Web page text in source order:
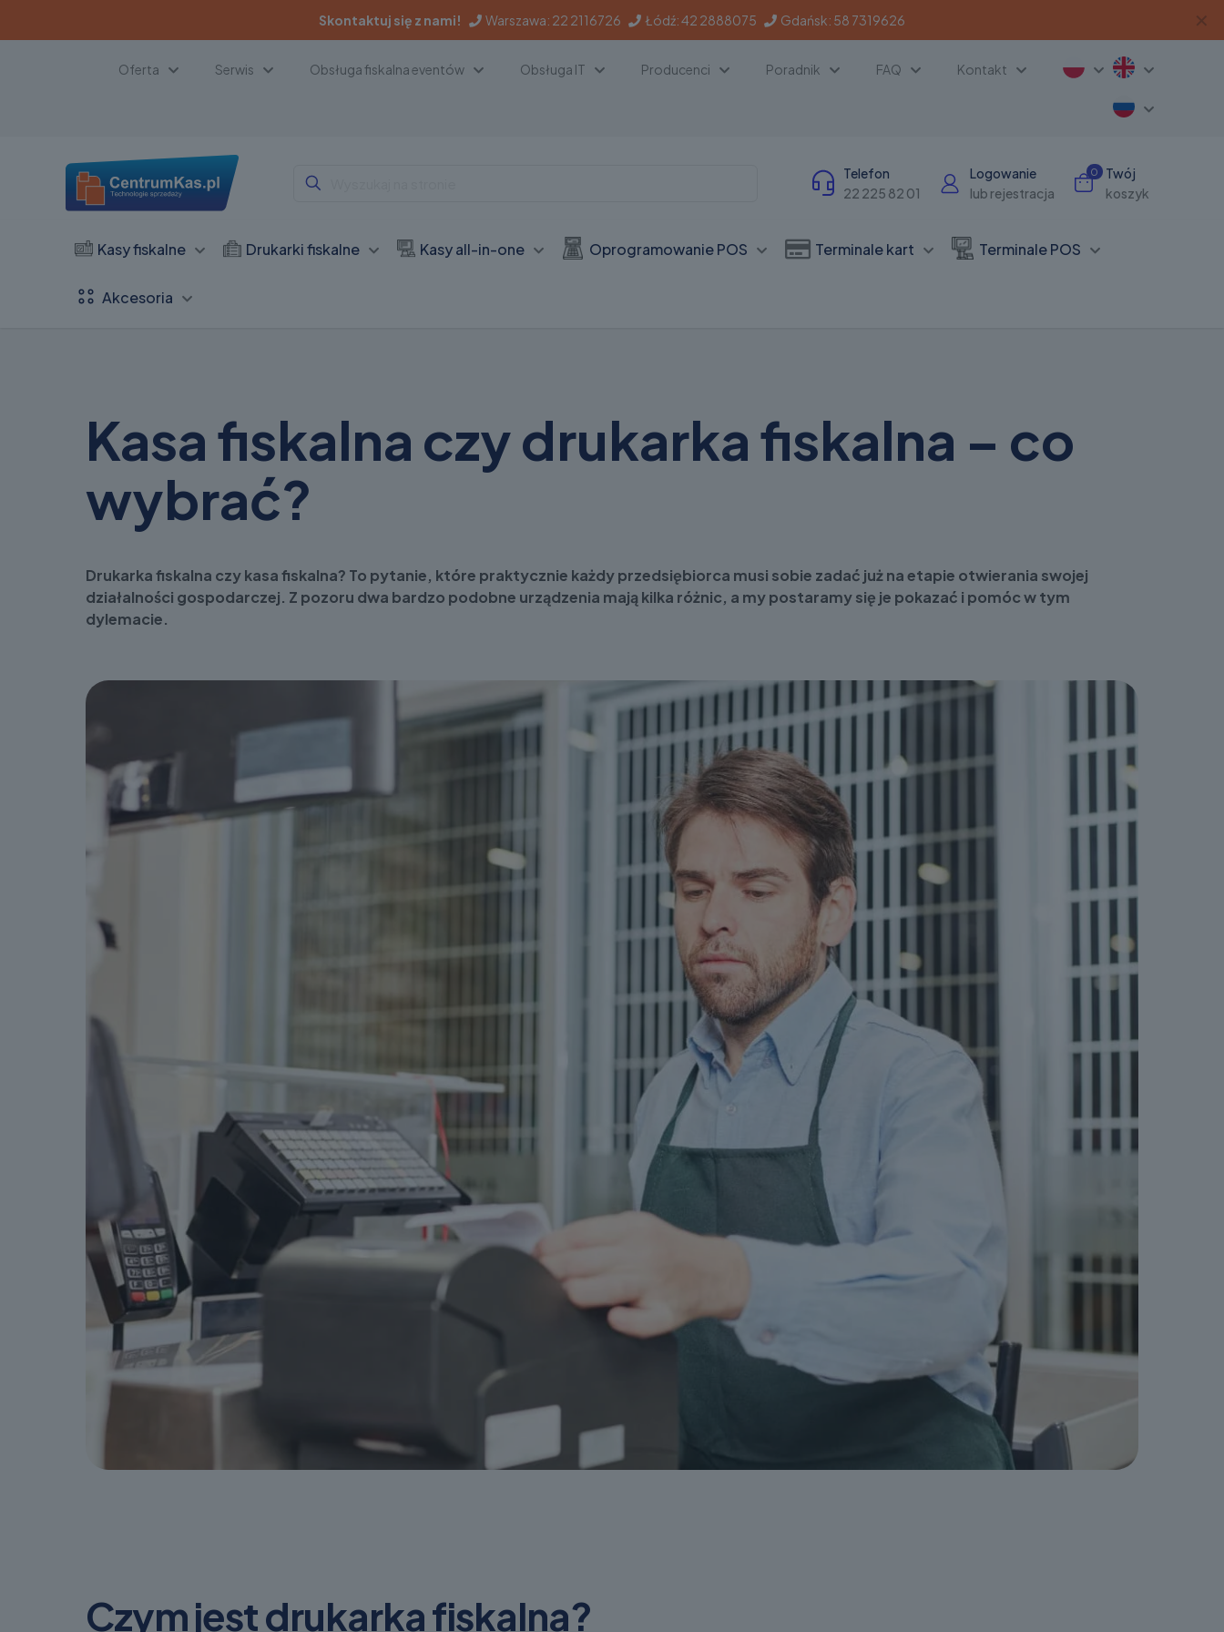
Skontaktuj się z nami! Warszawa: 22 2116726 Łódź:42 2888075 Gdańsk: 58 7319626 ✕
Oferta Serwis Obsługa fiskalna eventów Obsługa IT Producenci Poradnik FAQ Kontakt
Telefon
22 225 82 01
Logowanie
lub rejestracja
0
Twój
koszyk
Kasy fiskalne Drukarki fiskalne Kasy all-in-one Oprogramowanie POS Terminale kart Terminale POS
Akcesoria
Kasa fiskalna czy drukarka fiskalna – co
wybrać?
Drukarka fiskalna czy kasa fiskalna? To pytanie, które praktycznie każdy przedsiębiorca musi sobie zadać już na etapie otwierania swojej
działalności gospodarczej. Z pozoru dwa bardzo podobne urządzenia mają kilka różnic, a my postaramy się je pokazać i pomóc w tym
dylemacie.
Czym jest drukarka fiskalna?